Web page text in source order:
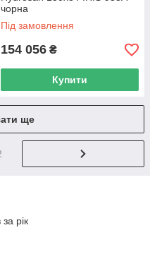
чорна
Під замовлення
154 056 ₴
Купити
ще
рік